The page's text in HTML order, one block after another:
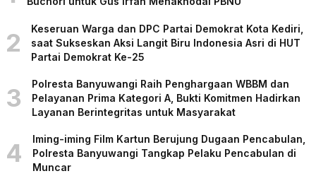
2
Keseruan Warga dan DPC Partai Demokrat Kota Kediri,
saat Sukseskan Aksi Langit Biru Indonesia Asri di HUT
Partai Demokrat Ke-25
3
Polresta Banyuwangi Raih Penghargaan WBBM dan
Pelayanan Prima Kategori A, Bukti Komitmen Hadirkan
Layanan Berintegritas untuk Masyarakat
4
Iming-iming Film Kartun Berujung Dugaan Pencabulan,
Polresta Banyuwangi Tangkap Pelaku Pencabulan di
Muncar